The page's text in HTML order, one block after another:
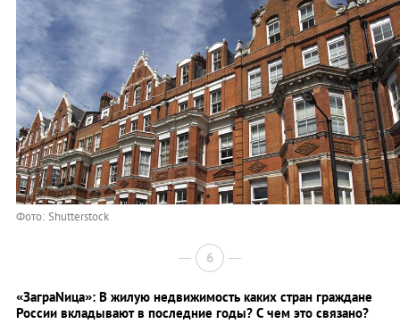
Фото: Shutterstock
6
«ЗаграNица»: В жилую недвижимость каких стран граждане
России вкладывают в последние годы? С чем это связано?